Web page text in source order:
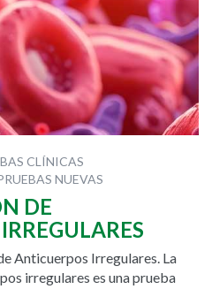
CLÍNICAS
NUEVAS
DE
Anticuerpos Irregulares. La
irregulares es una prueba